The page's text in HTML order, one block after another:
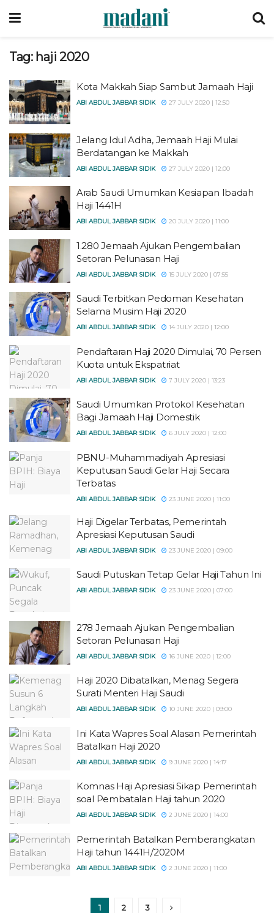
Tag: haji 2020
Kota Makkah Siap Sambut Jamaah Haji
ABI ABDUL JABBAR SIDIK 27 JULY 2020 | 12:50
Jelang Idul Adha, Jemaah Haji Mulai
Berdatangan ke Makkah
ABI ABDUL JABBAR SIDIK 27 JULY 2020 | 12:00
Arab Saudi Umumkan Kesiapan Ibadah
Haji 1441H
ABI ABDUL JABBAR SIDIK 20 JULY 2020 | 11:00
1.280 Jemaah Ajukan Pengembalian
Setoran Pelunasan Haji
ABI ABDUL JABBAR SIDIK 15 JULY 2020 | 07:55
Saudi Terbitkan Pedoman Kesehatan
Selama Musim Haji 2020
ABI ABDUL JABBAR SIDIK 14 JULY 2020 | 12:00
Pendaftaran Haji 2020 Dimulai, 70 Persen
Kuota untuk Ekspatriat
ABI ABDUL JABBAR SIDIK 7 JULY 2020 | 13:23
Saudi Umumkan Protokol Kesehatan
Bagi Jamaah Haji Domestik
ABI ABDUL JABBAR SIDIK 6 JULY 2020 | 12:00
PBNU-Muhammadiyah Apresiasi
Keputusan Saudi Gelar Haji Secara
Terbatas
ABI ABDUL JABBAR SIDIK 23 JUNE 2020 | 11:00
Haji Digelar Terbatas, Pemerintah
Apresiasi Keputusan Saudi
ABI ABDUL JABBAR SIDIK 23 JUNE 2020 | 09:00
Saudi Putuskan Tetap Gelar Haji Tahun Ini
ABI ABDUL JABBAR SIDIK 23 JUNE 2020 | 07:00
278 Jemaah Ajukan Pengembalian
Setoran Pelunasan Haji
ABI ABDUL JABBAR SIDIK 16 JUNE 2020 | 12:00
Haji 2020 Dibatalkan, Menag Segera
Surati Menteri Haji Saudi
ABI ABDUL JABBAR SIDIK 10 JUNE 2020 | 09:00
Ini Kata Wapres Soal Alasan Pemerintah
Batalkan Haji 2020
ABI ABDUL JABBAR SIDIK 9 JUNE 2020 | 14:17
Komnas Haji Apresiasi Sikap Pemerintah
soal Pembatalan Haji tahun 2020
ABI ABDUL JABBAR SIDIK 2 JUNE 2020 | 14:00
Pemerintah Batalkan Pemberangkatan
Haji tahun 1441H/2020M
ABI ABDUL JABBAR SIDIK 2 JUNE 2020 | 11:00
1 2 3